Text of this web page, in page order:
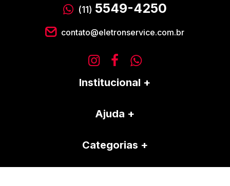
(11) 5549-4250
contato@eletronservice.com.br
Institucional
Ajuda
Categorias